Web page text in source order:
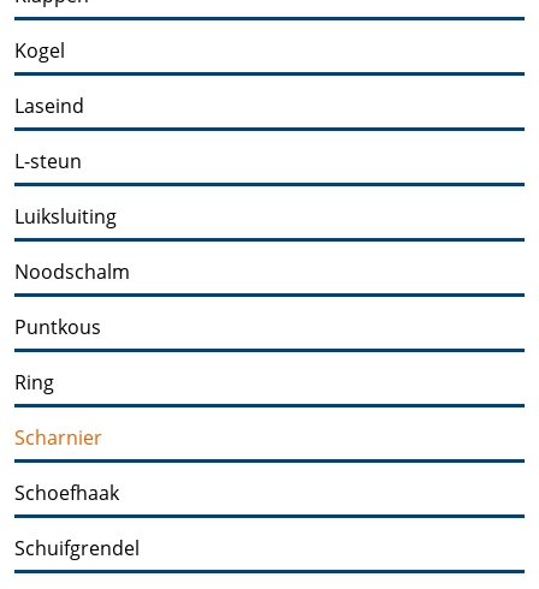
Kogel
Laseind
L-steun
Luiksluiting
Noodschalm
Puntkous
Ring
Scharnier
Schoefhaak
Schuifgrendel